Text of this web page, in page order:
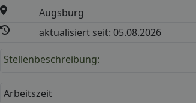
Augsburg
aktualisiert seit: 05.08.2026
Stellenbeschreibung:
Arbeitszeit